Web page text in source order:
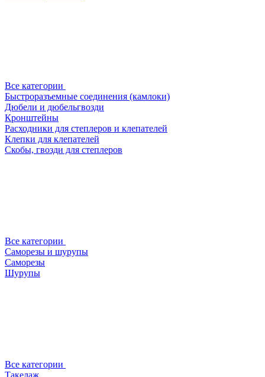
Все категории
Быстроразъемные соединения (камлоки)
Дюбели и дюбельгвозди
Кронштейны
Расходники для степлеров и клепателей
Клепки для клепателей
Скобы, гвозди для степлеров
Все категории
Саморезы и шурупы
Саморезы
Шурупы
Все категории
Такелаж